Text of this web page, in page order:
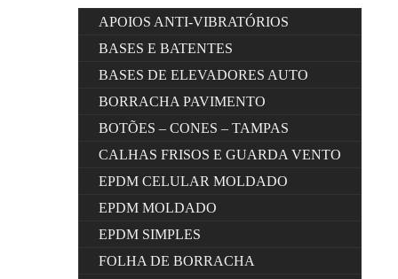
APOIOS ANTI-VIBRATÓRIOS
BASES E BATENTES
BASES DE ELEVADORES AUTO
BORRACHA PAVIMENTO
BOTÕES – CONES – TAMPAS
CALHAS FRISOS E GUARDA VENTO
EPDM CELULAR MOLDADO
EPDM MOLDADO
EPDM SIMPLES
FOLHA DE BORRACHA